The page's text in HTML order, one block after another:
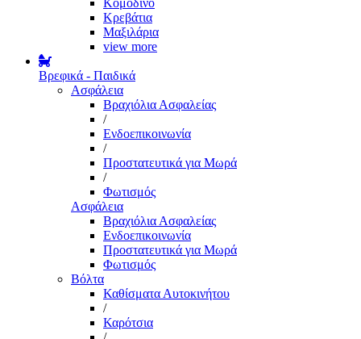
Κομοδίνο
Κρεβάτια
Μαξιλάρια
view more
Βρεφικά - Παιδικά
Ασφάλεια
Βραχιόλια Ασφαλείας
/
Ενδοεπικοινωνία
/
Προστατευτικά για Μωρά
/
Φωτισμός
Ασφάλεια
Βραχιόλια Ασφαλείας
Ενδοεπικοινωνία
Προστατευτικά για Μωρά
Φωτισμός
Βόλτα
Καθίσματα Αυτοκινήτου
/
Καρότσια